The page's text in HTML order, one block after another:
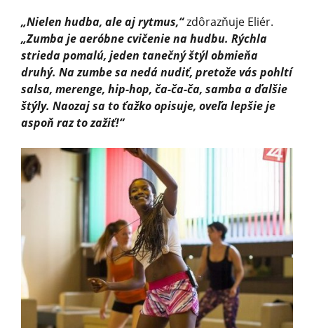
„Nielen hudba, ale aj rytmus,“zdôrazňuje Eliér.
„Zumba je aeróbne cvičenie na hudbu. Rýchla
strieda pomalú, jeden tanečný štýl obmieňa
druhý. Na zumbe sa nedá nudiť, pretože vás pohltí
salsa, merenge, hip-hop, ča-ča-ča, samba a ďalšie
štýly. Naozaj sa to ťažko opisuje, oveľa lepšie je
aspoň raz to zažiť!“